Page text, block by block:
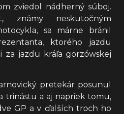
zviedol nádherný súboj.
známy neskutočným
sa márne bránil
ktorého jazdu
za jazdu kráľa gorzówskej
pretekár posunul
trinástu a aj napriek tomu,
GP a v ďalších troch ho